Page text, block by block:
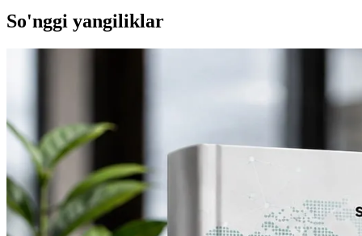
So'nggi yangiliklar